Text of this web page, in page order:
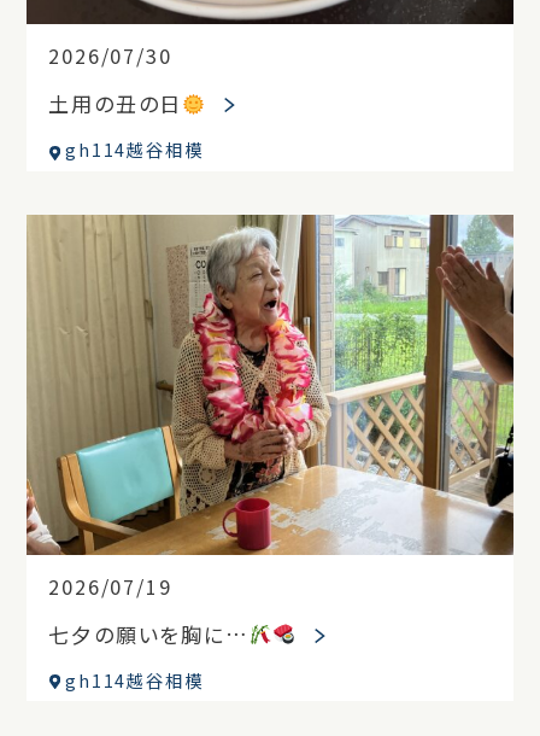
2026/07/30
土用の丑の日
gh114越谷相模
2026/07/19
七夕の願いを胸に…
gh114越谷相模